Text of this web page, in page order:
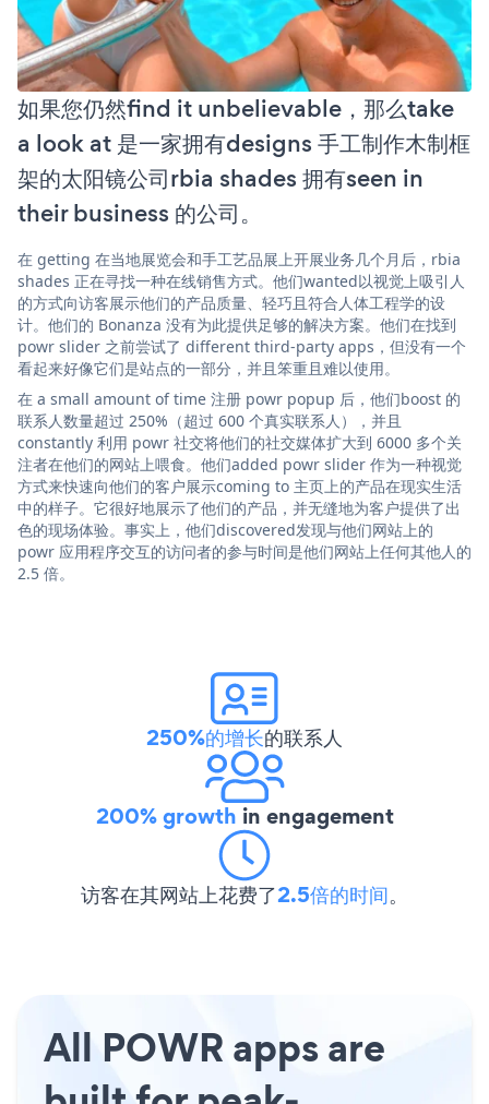
如果您仍然find it unbelievable，那么take
a look at 是一家拥有designs 手工制作木制框
架的太阳镜公司rbia shades 拥有seen in
their business 的公司。
在 getting 在当地展览会和手工艺品展上开展业务几个月后，rbia
shades 正在寻找一种在线销售方式。他们wanted以视觉上吸引人
的方式向访客展示他们的产品质量、轻巧且符合人体工程学的设
计。他们的 Bonanza 没有为此提供足够的解决方案。他们在找到
powr slider 之前尝试了 different third-party apps，但没有一个
看起来好像它们是站点的一部分，并且笨重且难以使用。
在 a small amount of time 注册 powr popup 后，他们boost 的
联系人数量超过 250%（超过 600 个真实联系人），并且
constantly 利用 powr 社交将他们的社交媒体扩大到 6000 多个关
注者在他们的网站上喂食。他们added powr slider 作为一种视觉
方式来快速向他们的客户展示coming to 主页上的产品在现实生活
中的样子。它很好地展示了他们的产品，并无缝地为客户提供了出
色的现场体验。事实上，他们discovered发现与他们网站上的
powr 应用程序交互的访问者的参与时间是他们网站上任何其他人的
2.5 倍。
250%的增长的联系人
200% growth in engagement
访客在其网站上花费了2.5倍的时间。
All POWR apps are